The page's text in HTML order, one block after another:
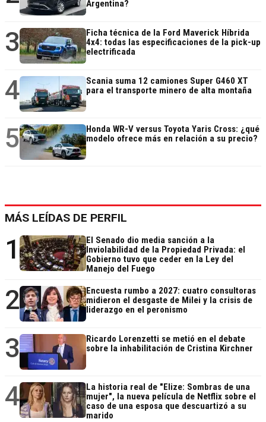
Argentina?
3
Ficha técnica de la Ford Maverick Híbrida
4x4: todas las especificaciones de la pick-up
electrificada
4
Scania suma 12 camiones Super G460 XT
para el transporte minero de alta montaña
5
Honda WR-V versus Toyota Yaris Cross: ¿qué
modelo ofrece más en relación a su precio?
MÁS LEÍDAS DE PERFIL
1
El Senado dio media sanción a la
Inviolabilidad de la Propiedad Privada: el
Gobierno tuvo que ceder en la Ley del
Manejo del Fuego
2
Encuesta rumbo a 2027: cuatro consultoras
midieron el desgaste de Milei y la crisis de
liderazgo en el peronismo
3
Ricardo Lorenzetti se metió en el debate
sobre la inhabilitación de Cristina Kirchner
4
La historia real de "Elize: Sombras de una
mujer", la nueva película de Netflix sobre el
caso de una esposa que descuartizó a su
marido